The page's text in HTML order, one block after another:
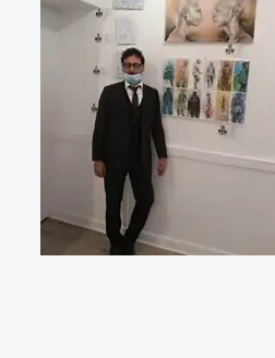
Qué dicen de nosotros?
Aviso legal
Política de cookies
Expositions
Bruit de gommettes Paris 2025